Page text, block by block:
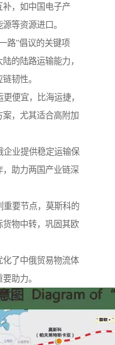
补，如中国电子产
源等资源进口。
路”倡议的关键项
的陆路运输能力，
链韧性。
便宜，比海运捷，
，尤其适合高附加
企业提供稳定运输保
，助力两国产业链深
重要节点，莫斯科的
物中转，巩固其欧
化了中俄贸易物流体
助力。